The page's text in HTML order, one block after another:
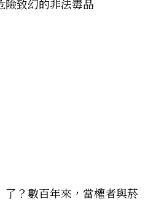
險致幻的非法毒品
了？數百年來，當權者與菸